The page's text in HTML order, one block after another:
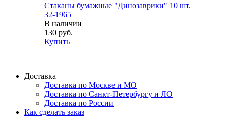
Стаканы бумажные "Динозаврики" 10 шт.
32-1965
В наличии
130 руб.
Купить
Доставка
Доставка по Москве и МО
Доставка по Санкт-Петербургу и ЛО
Доставка по России
Как сделать заказ